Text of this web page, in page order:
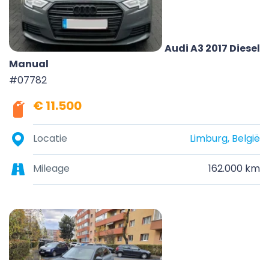
Audi A3 2017 Diesel
Manual
#07782
€ 11.500
Locatie Limburg, België
Mileage 162.000 km